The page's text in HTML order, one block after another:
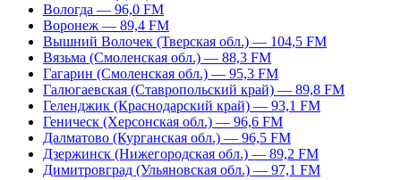
Вологда — 96,0 FM
Воронеж — 89,4 FM
Вышний Волочек (Тверская обл.) — 104,5 FM
Вязьма (Смоленская обл.) — 88,3 FM
Гагарин (Смоленская обл.) — 95,3 FM
Галюгаевская (Ставропольский край) — 89,8 FM
Геленджик (Краснодарский край) — 93,1 FM
Геническ (Херсонская обл.) — 96,6 FM
Далматово (Курганская обл.) — 96,5 FM
Дзержинск (Нижегородская обл.) — 89,2 FM
Димитровград (Ульяновская обл.) — 97,1 FM